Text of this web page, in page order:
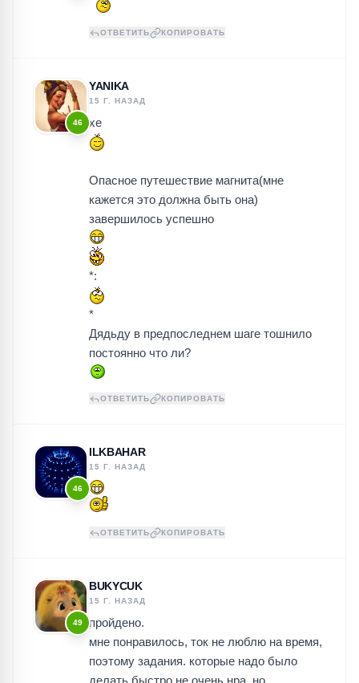
ОТВЕТИТЬ КОПИРОВАТЬ
46
YANIKA
15 Г. НАЗАД
хе
Опасное путешествие магнита(мне
кажется это должна быть она)
завершилось успешно
*:
*
Дядьду в предпоследнем шаге тошнило
постоянно что ли?
ОТВЕТИТЬ КОПИРОВАТЬ
46
ILKBAHAR
15 Г. НАЗАД
ОТВЕТИТЬ КОПИРОВАТЬ
49
BUKYCUK
15 Г. НАЗАД
пройдено.
мне понравилось, ток не люблю на время,
поэтому задания. которые надо было
делать быстро не очень нра, но